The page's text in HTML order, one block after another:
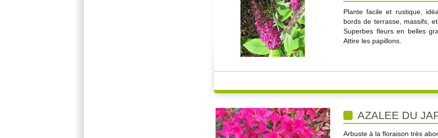
Plante facile et rustique,
bords de terrasse, massifs,
Superbes fleurs en belles
Attire les papillons.
AZALEE DU
Arbuste à la floraison très